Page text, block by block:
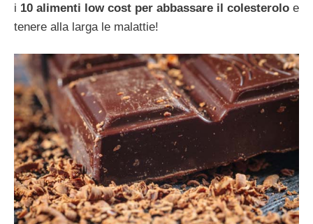
i 10 alimenti low cost per abbassare il colesterolo e
tenere alla larga le malattie!